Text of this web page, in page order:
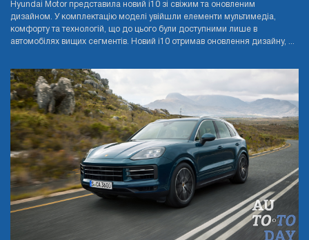
Hyundai Motor представила новий i10 зі свіжим та оновленим
дизайном. У комплектацію моделі увійшли елементи мультимедіа,
комфорту та технологій, що до цього були доступними лише в
автомобілях вищих сегментів. Новий i10 отримав оновлення дизайну, ...